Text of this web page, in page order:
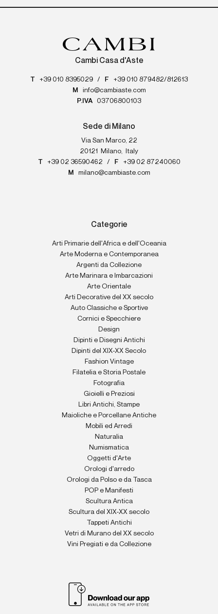
Cambi Casa d'Aste
T +39 010 8395029 / F
+39 010 879482/812613
M
info@cambiaste.com
P.IVA
03706800103
Sede di Milano
Via San Marco, 22
20121
Milano,
Italy
T
+39 02 36590462 / F
+39 02 87240060
M
milano@cambiaste.com
Categorie
Arti Primarie dell'Africa e dell'Oceania
Arte Moderna e Contemporanea
Argenti da Collezione
Arte Marinara e Imbarcazioni
Arte Orientale
Arti Decorative del XX secolo
Auto Classiche e Sportive
Cornici e Specchiere
Design
Dipinti e Disegni Antichi
Dipinti del XIX-XX Secolo
Fashion Vintage
Filatelia e Storia Postale
Fotografia
Gioielli e Preziosi
Libri Antichi, Stampe
Maioliche e Porcellane Antiche
Mobili ed Arredi
Naturalia
Numismatica
Oggetti d'Arte
Orologi d'arredo
Orologi da Polso e da Tasca
POP e Manifesti
Scultura Antica
Scultura del XIX-XX secolo
Tappeti Antichi
Vetri di Murano del XX secolo
Vini Pregiati e da Collezione